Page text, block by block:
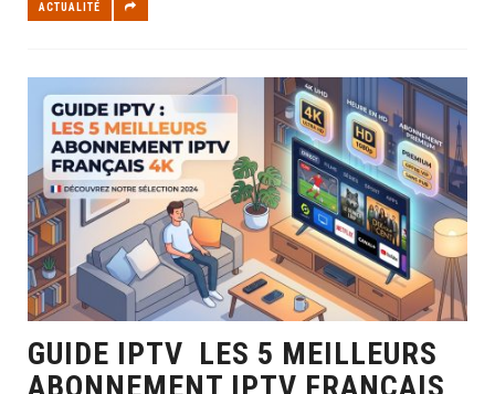
ACTUALITÉ
GUIDE IPTV LES 5 MEILLEURS